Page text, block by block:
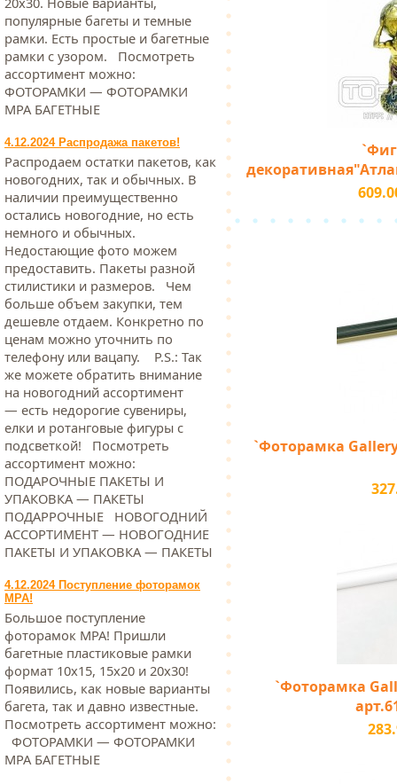
популярные багеты и темные
рамки. Есть простые и багетные
рамки с узором. Посмотреть
ассортимент можно:
ФОТОРАМКИ — ФОТОРАМКИ
МРА БАГЕТНЫЕ
4.12.2024 Распродажа пакетов!
Распродаем остатки пакетов, как
новогодних, так и обычных. В
наличии преимущественно
остались новогодние, но есть
немного и обычных.
Недостающие фото можем
предоставить. Пакеты разной
стилистики и размеров. Чем
больше объем закупки, тем
дешевле отдаем. Конкретно по
ценам можно уточнить по
телефону или вацапу. Р.S.: Так
же можете обратить внимание
на новогодний ассортимент
— есть недорогие сувениры,
елки и ротанговые фигуры с
подсветкой! Посмотреть
ассортимент можно:
ПОДАРОЧНЫЕ ПАКЕТЫ И
УПАКОВКА — ПАКЕТЫ
ПОДАРРОЧНЫЕ НОВОГОДНИЙ
АССОРТИМЕНТ — НОВОГОДНИЕ
ПАКЕТЫ И УПАКОВКА — ПАКЕТЫ
4.12.2024 Поступление фоторамок
МРА!
Большое поступление
фоторамок МРА! Пришли
багетные пластиковые рамки
формат 10х15, 15х20 и 20х30!
Появились, как новые варианты
багета, так и давно известные.
Посмотреть ассортимент можно:
ФОТОРАМКИ — ФОТОРАМКИ
МРА БАГЕТНЫЕ
`Фоторамка Gallery
`Фоторамка